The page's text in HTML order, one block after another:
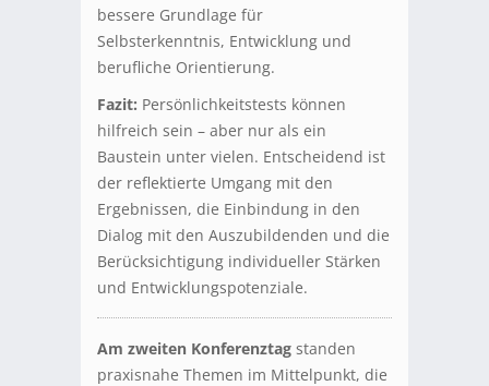
bessere Grundlage für
Selbsterkenntnis, Entwicklung und
berufliche Orientierung.
Fazit: Persönlichkeitstests können
hilfreich sein – aber nur als ein
Baustein unter vielen. Entscheidend ist
der reflektierte Umgang mit den
Ergebnissen, die Einbindung in den
Dialog mit den Auszubildenden und die
Berücksichtigung individueller Stärken
und Entwicklungspotenziale.
Am zweiten Konferenztag standen
praxisnahe Themen im Mittelpunkt, die